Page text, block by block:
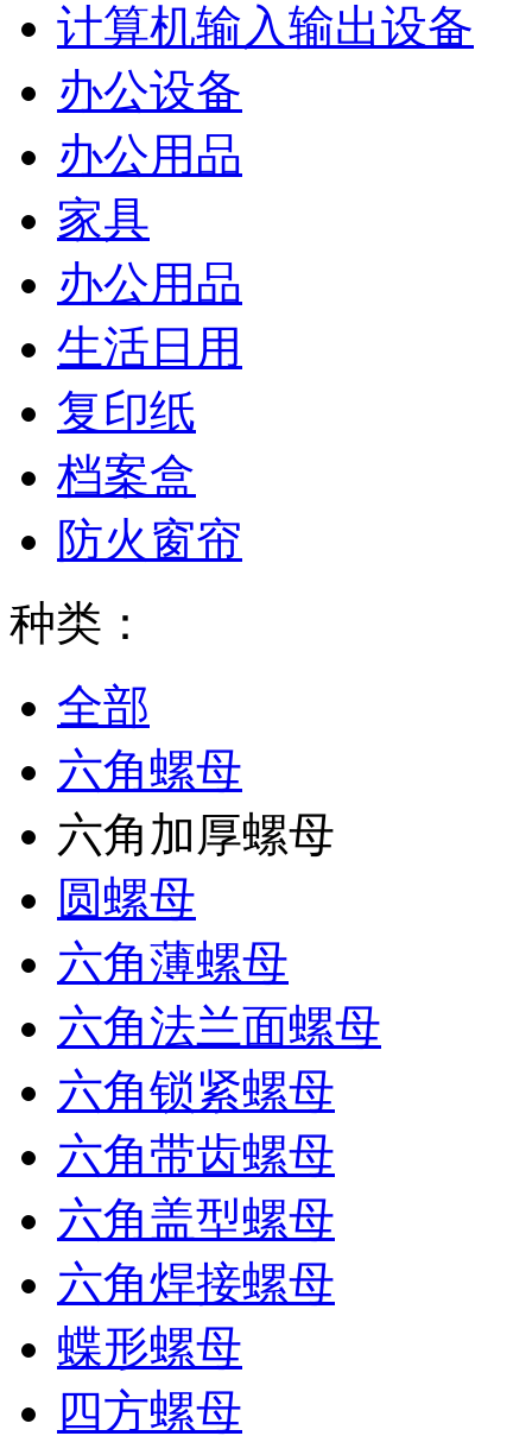
计算机输入输出设备
办公设备
办公用品
家具
办公用品
生活日用
复印纸
档案盒
防火窗帘
种类：
全部
六角螺母
六角加厚螺母
圆螺母
六角薄螺母
六角法兰面螺母
六角锁紧螺母
六角带齿螺母
六角盖型螺母
六角焊接螺母
蝶形螺母
四方螺母